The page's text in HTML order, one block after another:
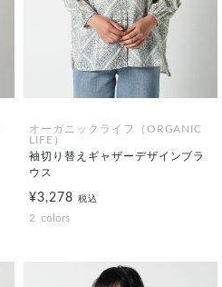
オーガニックライフ（ORGANIC
LIFE）
袖切り替えギャザーデザインブラ
ウス
¥3,278 税込
2 colors